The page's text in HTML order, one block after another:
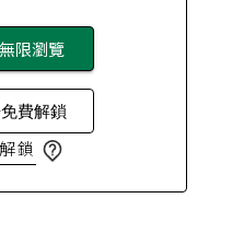
限瀏覽
費解鎖
鎖